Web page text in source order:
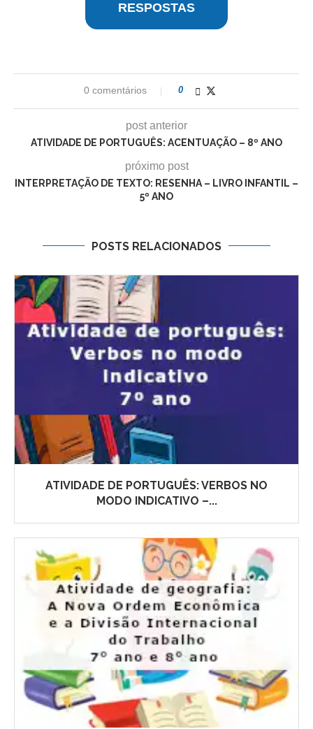
RESPOSTAS
0 comentários 0
post anterior
ATIVIDADE DE PORTUGUÊS: ACENTUAÇÃO – 8º ANO
próximo post
INTERPRETAÇÃO DE TEXTO: RESENHA – LIVRO INFANTIL –
5º ANO
POSTS RELACIONADOS
ATIVIDADE DE PORTUGUÊS: VERBOS NO
MODO INDICATIVO –...